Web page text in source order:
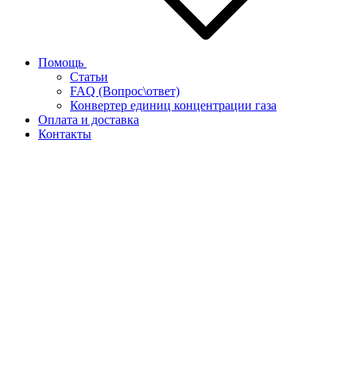
Помощь
Статьи
FAQ (Вопрос\ответ)
Конвертер единиц концентрации газа
Оплата и доставка
Контакты